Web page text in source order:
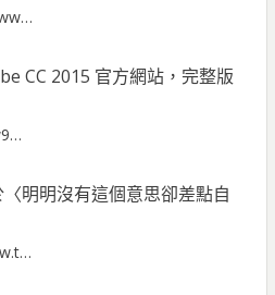
CC 2015 官方網站，完整版
明明沒有這個意思卻差點自